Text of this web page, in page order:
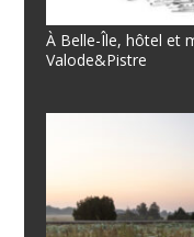
À Belle-Île, hôtel et
Valode&Pistre